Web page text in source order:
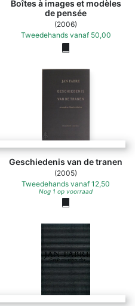
Boîtes à images et modèles
de pensée
(2006)
Tweedehands vanaf 50,00
Geschiedenis van de tranen
(2005)
Tweedehands vanaf 12,50
Nog 1 op voorraad